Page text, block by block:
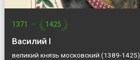
1371 — 1425
Василий I
великий князь московский (1389-1425)